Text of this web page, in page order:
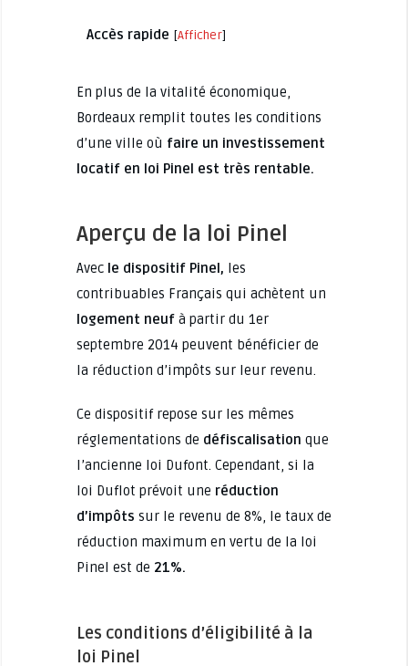
Accès rapide [Afficher]
En plus de la vitalité économique,
Bordeaux remplit toutes les conditions
d’une ville où faire un investissement
locatif en loi Pinel est très rentable.
Aperçu de la loi Pinel
Avec le dispositif Pinel, les
contribuables Français qui achètent un
logement neufà partir du 1er
septembre 2014 peuvent bénéficier de
la réduction d’impôts sur leur revenu.
Ce dispositif repose sur les mêmes
réglementations de défiscalisation que
l’ancienne loi Dufont. Cependant, si la
loi Duflot prévoit une réduction
d’impôts sur le revenu de 8%, le taux de
réduction maximum en vertu de la loi
Pinel est de 21%.
Les conditions d’éligibilité à la
loi Pinel